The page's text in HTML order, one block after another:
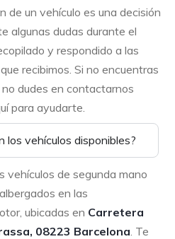
de un vehículo es una decisión
algunas dudas durante el
y respondido a las
recibimos. Si no encuentras
dudes en contactarnos
para ayudarte.
los vehículos disponibles?
vehículos de segunda mano
en las
ubicadas en Carretera
08223 Barcelona. Te